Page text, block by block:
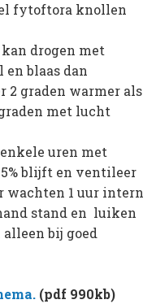
fytoftora knollen
drogen met
blaas dan
2 graden warmer als
met lucht
uren met
blijft en ventileer
wachten 1 uur intern
stand en luiken
bij goed
(pdf 990kb)